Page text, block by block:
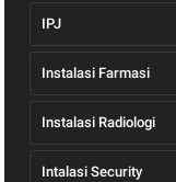
IPJ
Instalasi Farmasi
Instalasi Radiologi
Intalasi Security